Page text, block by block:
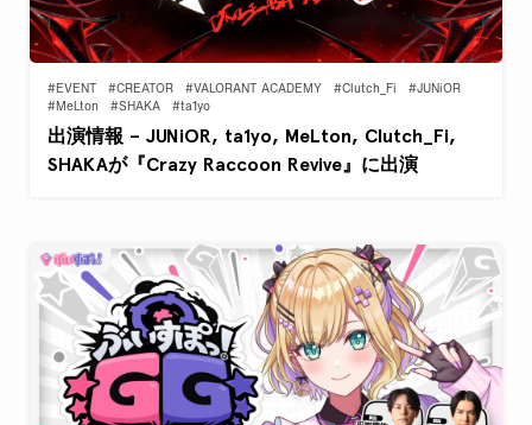
#EVENT #CREATOR #VALORANT ACADEMY #Clutch_Fi
#JUNiOR
#MeLton
#SHAKA #ta1yo
出演情報 – JUNiOR, ta1yo, MeLton, Clutch_Fi,
SHAKAが『Crazy Raccoon Revive』に出演